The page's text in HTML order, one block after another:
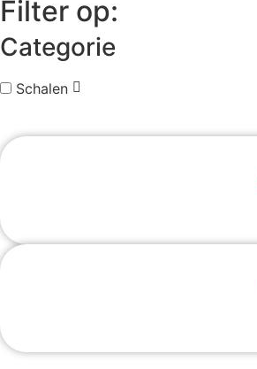
Filter op:
Categorie
Schalen